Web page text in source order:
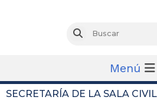
Buscar
Menú
SECRETARÍA DE LA SALA